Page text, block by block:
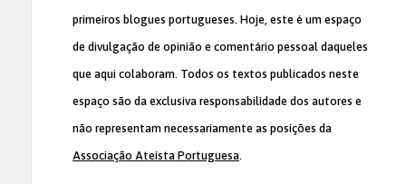
primeiros blogues portugueses. Hoje, este é um espaço
de divulgação de opinião e comentário pessoal daqueles
que aqui colaboram. Todos os textos publicados neste
espaço são da exclusiva responsabilidade dos autores e
não representam necessariamente as posições da
Associação Ateísta Portuguesa.